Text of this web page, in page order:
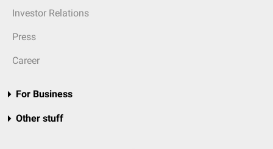
Investor Relations
Press
Career
For Business
Other stuff